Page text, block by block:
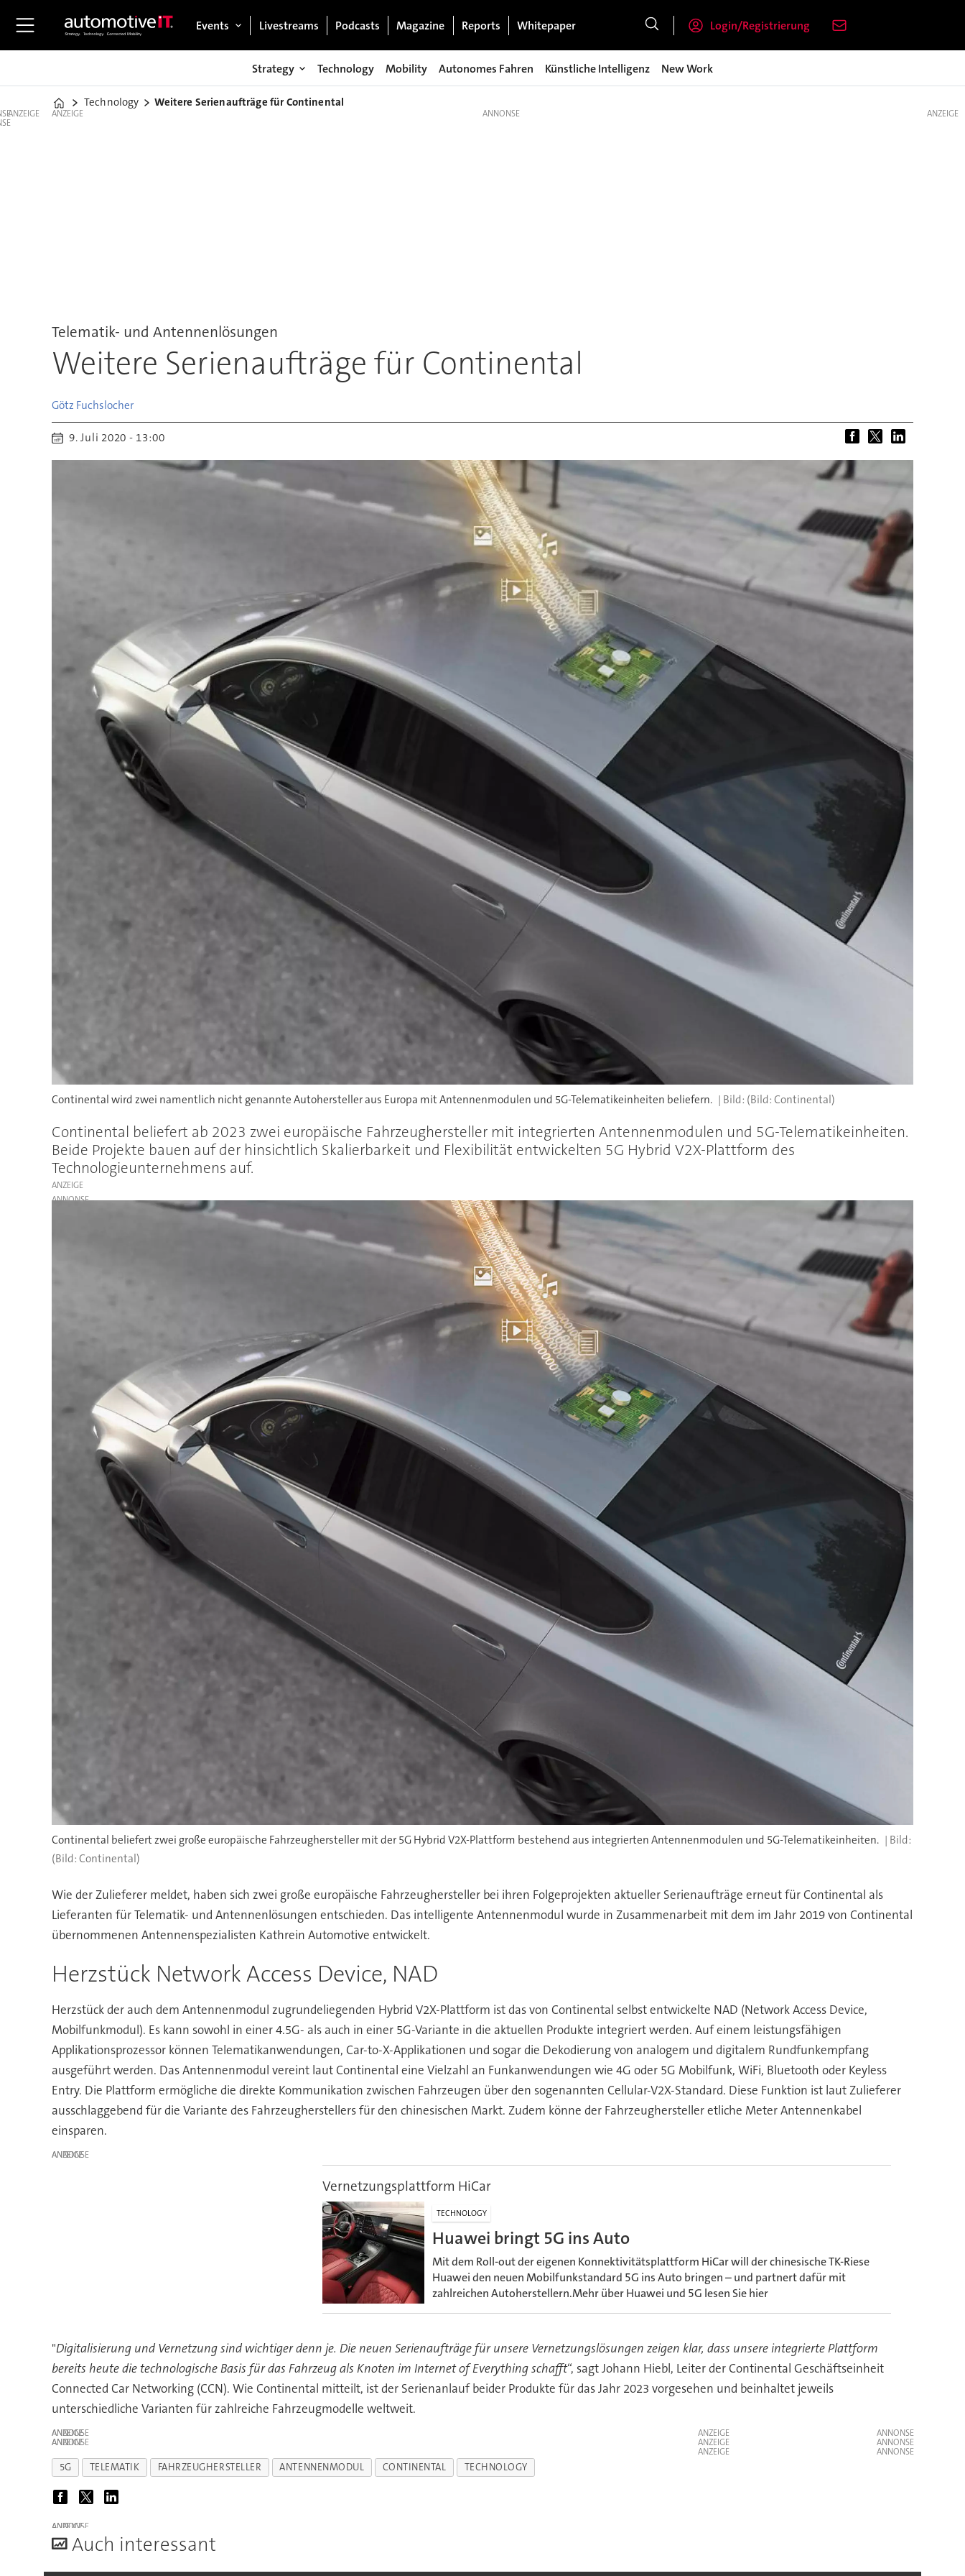
Events Livestreams Podcasts Magazine Reports Whitepaper Login/Registrierung
Strategy Technology Mobility Autonomes Fahren Künstliche Intelligenz New Work
Home
Technology Weitere Serienaufträge für Continental
ANZEIGE ANZEIGE
Telematik- und Antennenlösungen
Weitere Serienaufträge für Continental
Götz Fuchslocher
9. Juli 2020 - 13:00
Continental wird zwei namentlich nicht genannte Autohersteller aus Europa mit Antennenmodulen und 5G-Telematikeinheiten beliefern. (Bild: Continental)
Continental beliefert ab 2023 zwei europäische Fahrzeughersteller mit integrierten Antennenmodulen und 5G-Telematikeinheiten.
Beide Projekte bauen auf der hinsichtlich Skalierbarkeit und Flexibilität entwickelten 5G Hybrid V2X-Plattform des
Technologieunternehmens auf.
ANZEIGE
Continental beliefert zwei große europäische Fahrzeughersteller mit der 5G Hybrid V2X-Plattform bestehend aus integrierten Antennenmodulen und 5G-Telematikeinheiten.
(Bild: Continental)
Wie der Zulieferer meldet, haben sich zwei große europäische Fahrzeughersteller bei ihren Folgeprojekten aktueller Serienaufträge erneut für Continental als
Lieferanten für Telematik- und Antennenlösungen entschieden. Das intelligente Antennenmodul wurde in Zusammenarbeit mit dem im Jahr 2019 von Continental
übernommenen Antennenspezialisten Kathrein Automotive entwickelt.
Herzstück Network Access Device, NAD
Herzstück der auch dem Antennenmodul zugrundeliegenden Hybrid V2X-Plattform ist das von Continental selbst entwickelte NAD (Network Access Device,
Mobilfunkmodul). Es kann sowohl in einer 4.5G- als auch in einer 5G-Variante in die aktuellen Produkte integriert werden. Auf einem leistungsfähigen
Applikationsprozessor können Telematikanwendungen, Car-to-X-Applikationen und sogar die Dekodierung von analogem und digitalem Rundfunkempfang
ausgeführt werden. Das Antennenmodul vereint laut Continental eine Vielzahl an Funkanwendungen wie 4G oder 5G Mobilfunk, WiFi, Bluetooth oder Keyless
Entry. Die Plattform ermögliche die direkte Kommunikation zwischen Fahrzeugen über den sogenannten Cellular-V2X-Standard. Diese Funktion ist laut Zulieferer
ausschlaggebend für die Variante des Fahrzeugherstellers für den chinesischen Markt. Zudem könne der Fahrzeughersteller etliche Meter Antennenkabel
einsparen.
ANZEIGE
Vernetzungsplattform HiCar
TECHNOLOGY
Huawei bringt 5G ins Auto
Mit dem Roll-out der eigenen Konnektivitätsplattform HiCar will der chinesische TK-Riese
Huawei den neuen Mobilfunkstandard 5G ins Auto bringen – und partnert dafür mit
zahlreichen Autoherstellern.Mehr über Huawei und 5G lesen Sie hier
"Digitalisierung und Vernetzung sind wichtiger denn je. Die neuen Serienaufträge für unsere Vernetzungslösungen zeigen klar, dass unsere integrierte Plattform
bereits heute die technologische Basis für das Fahrzeug als Knoten im Internet of Everything schafft“, sagt Johann Hiebl, Leiter der Continental Geschäftseinheit
Connected Car Networking (CCN). Wie Continental mitteilt, ist der Serienanlauf beider Produkte für das Jahr 2023 vorgesehen und beinhaltet jeweils
unterschiedliche Varianten für zahlreiche Fahrzeugmodelle weltweit.
ANZEIGE
ANZEIGE
ANZEIGE
ANZEIGE
ANZEIGE
5G TELEMATIK FAHRZEUGHERSTELLER ANTENNENMODUL CONTINENTAL TECHNOLOGY
ANZEIGE
Auch interessant
ANZEIGE